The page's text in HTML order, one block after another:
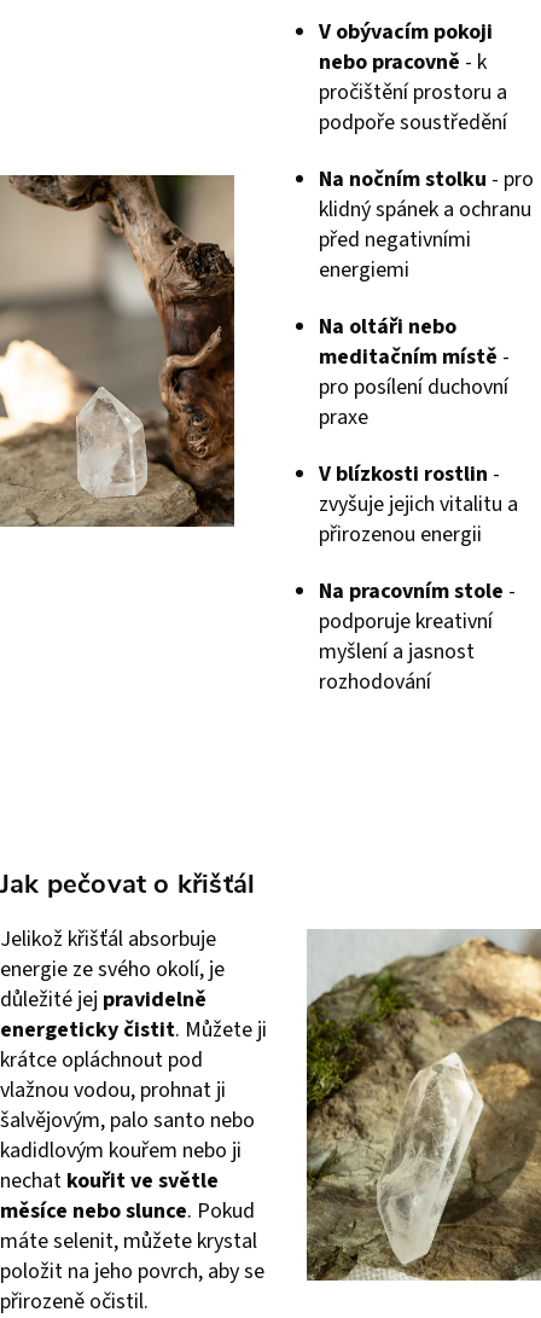
V obývacím pokoji
nebo pracovně - k
pročištění prostoru a
podpoře soustředění
Na nočním stolku - pro
klidný spánek a ochranu
před negativními
energiemi
Na oltáři nebo
meditačním místě -
pro posílení duchovní
praxe
V blízkosti rostlin -
zvyšuje jejich vitalitu a
přirozenou energii
Na pracovním stole -
podporuje kreativní
myšlení a jasnost
rozhodování
Jak pečovat o křišťál
Jelikož křišťál absorbuje
energie ze svého okolí, je
důležité jej pravidelně
energeticky čistit. Můžete ji
krátce opláchnout pod
vlažnou vodou, prohnat ji
šalvějovým, palo santo nebo
kadidlovým kouřem nebo ji
nechat kouřit ve světle
měsíce nebo slunce. Pokud
máte selenit, můžete krystal
položit na jeho povrch, aby se
přirozeně očistil.